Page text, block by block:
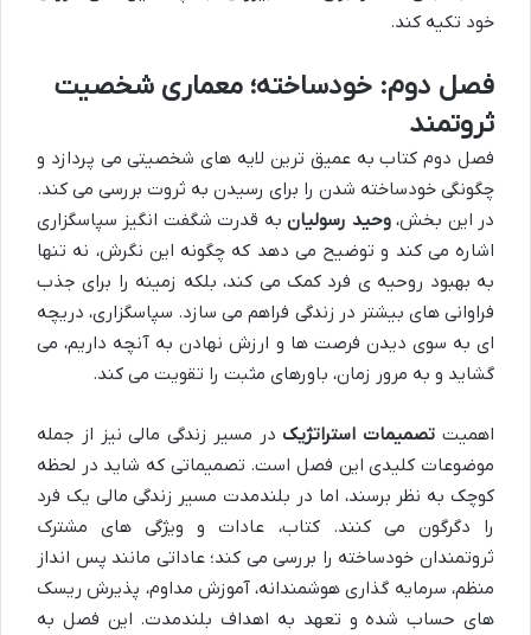
خود تکیه کند.
فصل دوم: خودساخته؛ معماری شخصیت
ثروتمند
فصل دوم کتاب به عمیق ترین لایه های شخصیتی می پردازد و
چگونگی خودساخته شدن را برای رسیدن به ثروت بررسی می کند.
در این بخش،وحید رسولیانبه قدرت شگفت انگیز سپاسگزاری
اشاره می کند و توضیح می دهد که چگونه این نگرش، نه تنها
به بهبود روحیه ی فرد کمک می کند، بلکه زمینه را برای جذب
فراوانی های بیشتر در زندگی فراهم می سازد. سپاسگزاری، دریچه
ای به سوی دیدن فرصت ها و ارزش نهادن به آنچه داریم، می
گشاید و به مرور زمان، باورهای مثبت را تقویت می کند.
اهمیت تصمیمات استراتژیک در مسیر زندگی مالی نیز از جمله
موضوعات کلیدی این فصل است. تصمیماتی که شاید در لحظه
کوچک به نظر برسند، اما در بلندمدت مسیر زندگی مالی یک فرد
را دگرگون می کنند. کتاب، عادات و ویژگی های مشترک
ثروتمندان خودساخته را بررسی می کند؛ عاداتی مانند پس انداز
منظم، سرمایه گذاری هوشمندانه، آموزش مداوم، پذیرش ریسک
های حساب شده و تعهد به اهداف بلندمدت. این فصل به